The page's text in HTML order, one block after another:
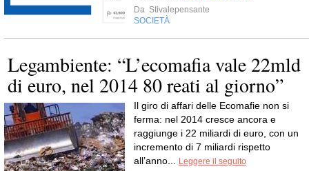
Da Stivalepensante
SOCIETÀ
Legambiente: “L’ecomafia vale 22mld
di euro, nel 2014 80 reati al giorno”
Il giro di affari delle Ecomafie non si
ferma: nel 2014 cresce ancora e
raggiunge i 22 miliardi di euro, con un
incremento di 7 miliardi rispetto
all’anno...
Leggere il seguito